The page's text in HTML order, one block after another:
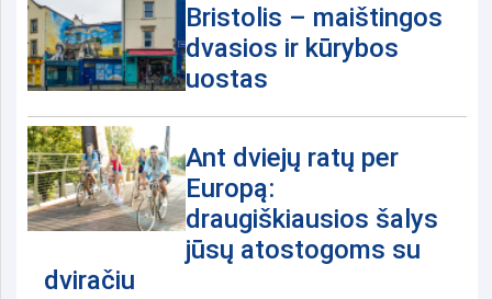
Bristolis – maištingos
dvasios ir kūrybos
uostas
Ant dviejų ratų per
Europą:
draugiškiausios šalys
jūsų atostogoms su
dviračiu